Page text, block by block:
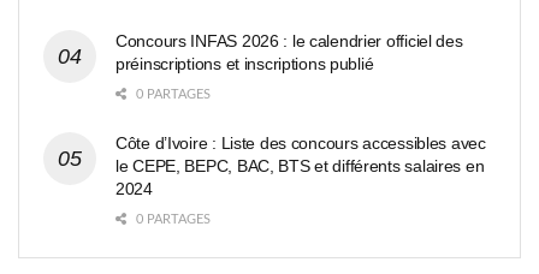
Concours INFAS 2026 : le calendrier officiel des
préinscriptions et inscriptions publié
0 PARTAGES
Côte d’Ivoire : Liste des concours accessibles avec
le CEPE, BEPC, BAC, BTS et différents salaires en
2024
0 PARTAGES